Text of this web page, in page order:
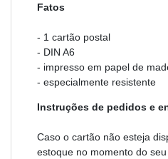
Fatos
- 1 cartão postal
- DIN A6
- impresso em papel de
- especialmente resistente
Instruções de pedidos e
Caso o cartão não esteja
estoque no momento do